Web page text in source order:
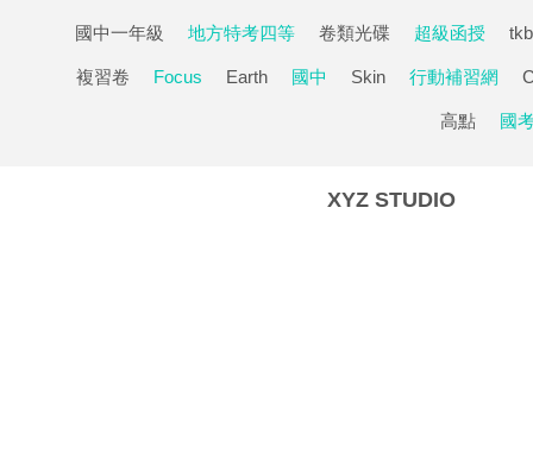
國中一年級 地方特考四等 卷類光碟 超級函授 tkb
複習卷 Focus Earth 國中 Skin 行動補習網
高點 國
XYZ STUDIO